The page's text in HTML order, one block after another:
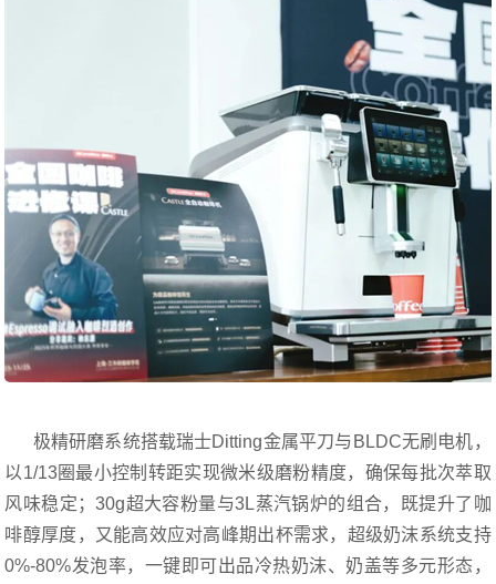
极精研磨系统搭载瑞士Ditting金属平刀与BLDC无刷电机，
以1/13圈最小控制转距实现微米级磨粉精度，确保每批次萃取
风味稳定；30g超大容粉量与3L蒸汽锅炉的组合，既提升了咖
啡醇厚度，又能高效应对高峰期出杯需求，超级奶沫系统支持
0%-80%发泡率，一键即可出品冷热奶沫、奶盖等多元形态，